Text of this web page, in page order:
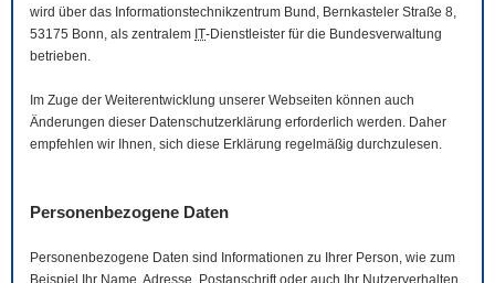
wird über das Informationstechnikzentrum Bund, Bernkasteler Straße 8,
53175 Bonn, als zentralem IT-Dienstleister für die Bundesverwaltung
betrieben.
Im Zuge der Weiterentwicklung unserer Webseiten können auch
Änderungen dieser Datenschutzerklärung erforderlich werden. Daher
empfehlen wir Ihnen, sich diese Erklärung regelmäßig durchzulesen.
Personenbezogene Daten
Personenbezogene Daten sind Informationen zu Ihrer Person, wie zum